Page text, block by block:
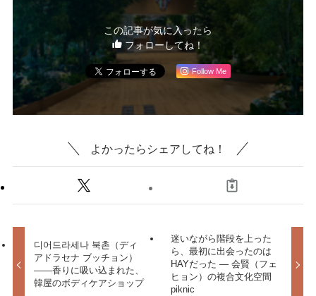
この記事が気に入ったら
フォローしてね！
Follow Me
よかったらシェアしてね！
디어드라세나 북촌（ディ
アドラセナ ブッチョン）
——香りに吸い込まれた、
韓屋のボディケアショップ
迷いながら階段を上った
ら、最初に出会ったのは
HAYだった ― 会賢（フェ
ヒョン）の複合文化空間
piknic